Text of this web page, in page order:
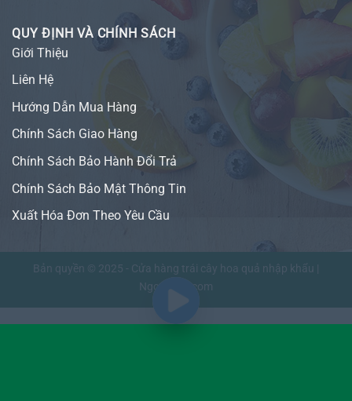
QUY ĐỊNH VÀ CHÍNH SÁCH
Giới Thiệu
Liên Hệ
Hướng Dẫn Mua Hàng
Chính Sách Giao Hàng
Chính Sách Bảo Hành Đổi Trả
Chính Sách Bảo Mật Thông Tin
Xuất Hóa Đơn Theo Yêu Cầu
Bản quyền © 2025 - Cửa hàng trái cây hoa quả nhập khẩu |
NgonFruit.com